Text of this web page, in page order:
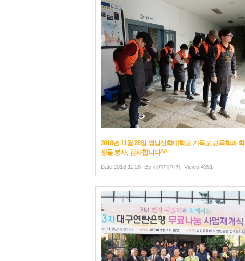
2018년 11월 28일 영남신학대학교 기독교 교육학과 학
생들 봉사, 감사합니다^^
Date 2018.11.28 By 해피메이커 Views 4351